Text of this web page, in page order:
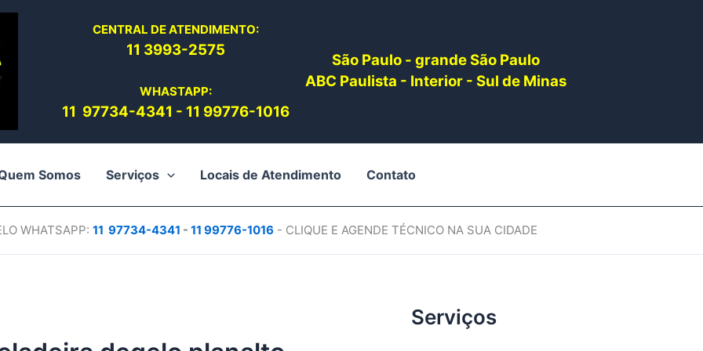
CENTRAL DE ATENDIMENTO:
11 3993-2575
WHASTAPP:
11 97734-4341 - 11 99776-1016
São Paulo - grande São Paulo
ABC Paulista - Interior - Sul de Minas
Somos Serviços Locais de Atendimento Contato
WHATSAPP: 11 97734-4341 - 11 99776-1016 - CLIQUE E AGENDE TÉCNICO NA SUA CIDADE
Serviços